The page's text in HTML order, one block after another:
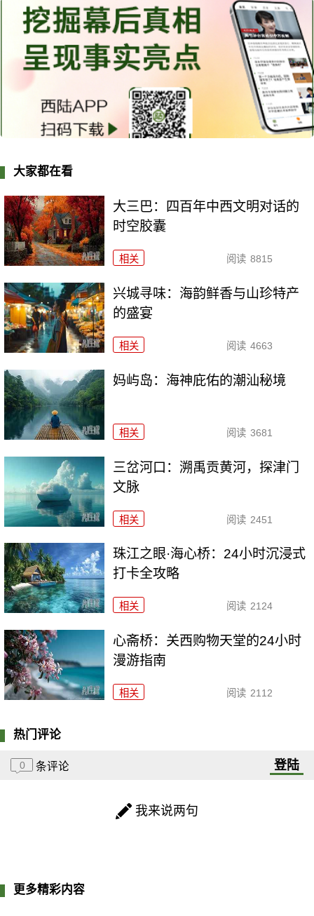
大家都在看
大三巴：四百年中西文明对话的
时空胶囊
相关 阅读 8815
兴城寻味：海韵鲜香与山珍特产
的盛宴
相关 阅读 4663
妈屿岛：海神庇佑的潮汕秘境
相关 阅读 3681
三岔河口：溯禹贡黄河，探津门
文脉
相关 阅读 2451
珠江之眼·海心桥：24小时沉浸式
打卡全攻略
相关 阅读 2124
心斋桥：关西购物天堂的24小时
漫游指南
相关 阅读 2112
热门评论
0 条评论 登陆
我来说两句
更多精彩内容